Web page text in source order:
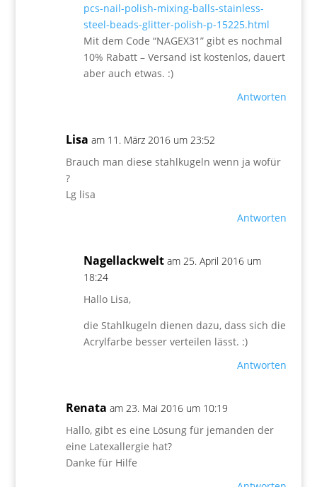
pcs-nail-polish-mixing-balls-stainless-
steel-beads-glitter-polish-p-15225.html
Mit dem Code “NAGEX31” gibt es nochmal
10% Rabatt – Versand ist kostenlos, dauert
aber auch etwas. :)
Antworten
Lisa am 11. März 2016 um 23:52
Brauch man diese stahlkugeln wenn ja wofür
?
Lg lisa
Antworten
Nagellackwelt am 25. April 2016 um
18:24
Hallo Lisa,
die Stahlkugeln dienen dazu, dass sich die
Acrylfarbe besser verteilen lässt. :)
Antworten
Renata am 23. Mai 2016 um 10:19
Hallo, gibt es eine Lösung für jemanden der
eine Latexallergie hat?
Danke für Hilfe